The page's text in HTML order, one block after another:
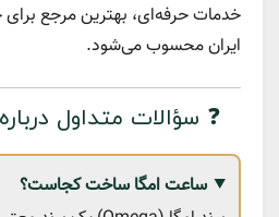
خدمات حرفه‌ای، بهترین مرجع
ایران محسوب می‌شود.
❓ سؤالات متداول درباره
ساعت امگا ساخت کجاست؟